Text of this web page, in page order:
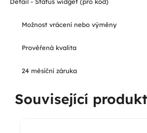
Možnost vrácení nebo výměny
Prověřená kvalita
24 měsíční záruka
Související